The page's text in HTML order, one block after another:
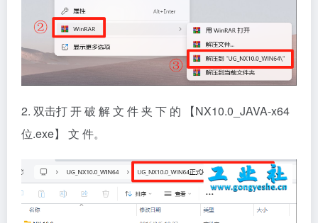
2. 双击打 开 破 解 文 件 夹 下 的 【NX10.0_JAVA-x64
位.exe】 文 件。